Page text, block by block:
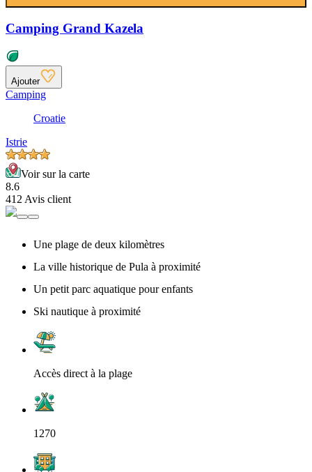
Camping Grand Kazela
Ajouter
Camping
Croatie
Istrie
Voir sur la carte
8.6
412 Avis client
Une plage de deux kilomètres
La ville historique de Pula à proximité
Un petit parc aquatique pour enfants
Ski nautique à proximité
Accès direct à la plage
1270